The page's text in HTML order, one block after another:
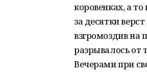
коровенках, а
за десятки
взгромоздив на
разрывалось от
Вечерами при